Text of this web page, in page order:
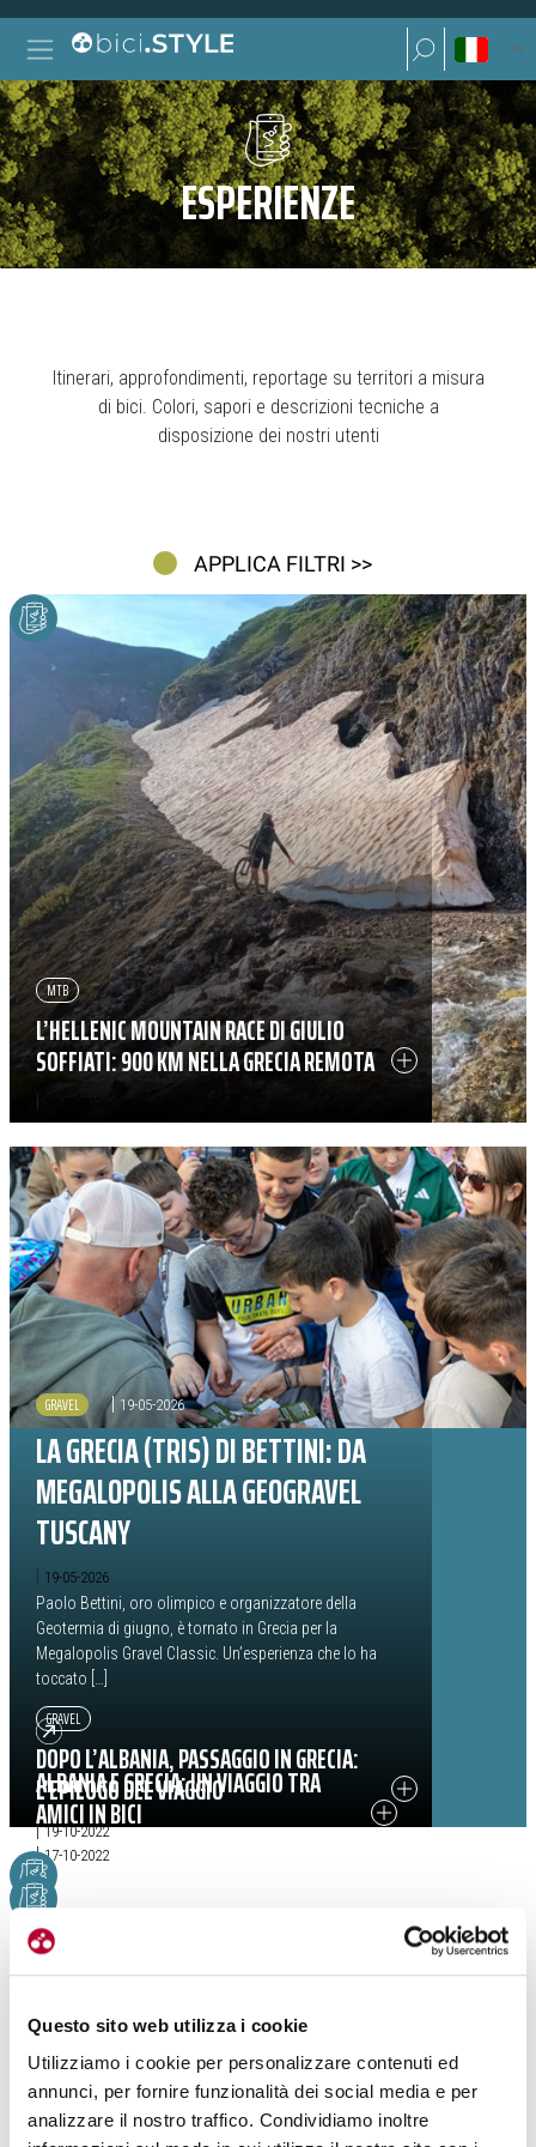
Questo sito web utilizza i cookie
Utilizziamo i cookie per personalizzare contenuti ed
annunci, per fornire funzionalità dei social media e per
analizzare il nostro traffico. Condividiamo inoltre
Vai al contenuto
Navigazione principale
Ricerca per:
Ricerca per:
ESPERIENZE
Itinerari, approfondimenti, reportage su territori a misura
di bici. Colori, sapori e descrizioni tecniche a
disposizione dei nostri utenti
APPLICA FILTRI >>
L’HELLENIC MOUNTAIN RACE DI GIULIO
SOFFIATI: 900 KM NELLA GRECIA REMOTA
MTB
LA GRECIA (TRIS) DI BETTINI: DA
MEGALOPOLIS ALLA GEOGRAVEL
TUSCANY
19-05-2026
Paolo Bettini, oro olimpico e organizzatore della
Geotermia di giugno, è tornato in Grecia per la
Megalopolis Gravel Classic. Un’esperienza che lo ha
toccato […]
from La Grecia (tris) di Bettini: da Megalopolis alla GeoGravel Tuscany
GRAVEL | 19-05-2026
DOPO L’ALBANIA, PASSAGGIO IN GRECIA:
L’EPILOGO DEL VIAGGIO
|19-10-2022
GRAVEL
ALBANIA E GRECIA: UN VIAGGIO TRA
AMICI IN BICI
|17-10-2022